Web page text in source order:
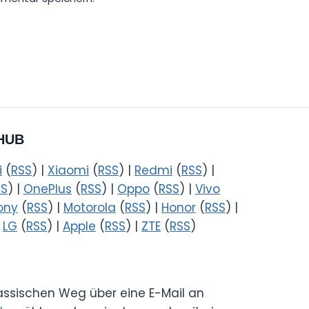
(RSS) | Xiaomi (RSS) | Redmi (RSS) |
) | OnePlus (RSS) | Oppo (RSS) | Vivo
(RSS) | Motorola (RSS) | Honor (RSS) |
LG (RSS) | Apple (RSS) | ZTE (RSS)
Weg über eine E-Mail an